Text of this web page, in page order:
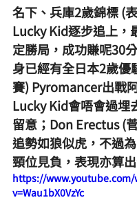
名下、兵庫2歲錦標 (
Lucky Kid逐步追上，
定勝局，成功賺呢30
身已經有全日本2歲優
賽) Pyromancer出戰
Lucky Kid會唔會過埋
留意；Don Erectus (
追勢如狼似虎，不過
頸位見負，表現亦算出
https://www.youtube.com/
v=Wau1bX0VzYc